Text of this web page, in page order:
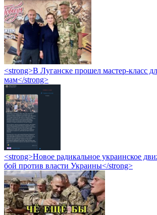
<strong>В Луганске прошел мастер-класс
мам</strong>
<strong>Новое радикальное украинское
бой против власти Украины</strong>